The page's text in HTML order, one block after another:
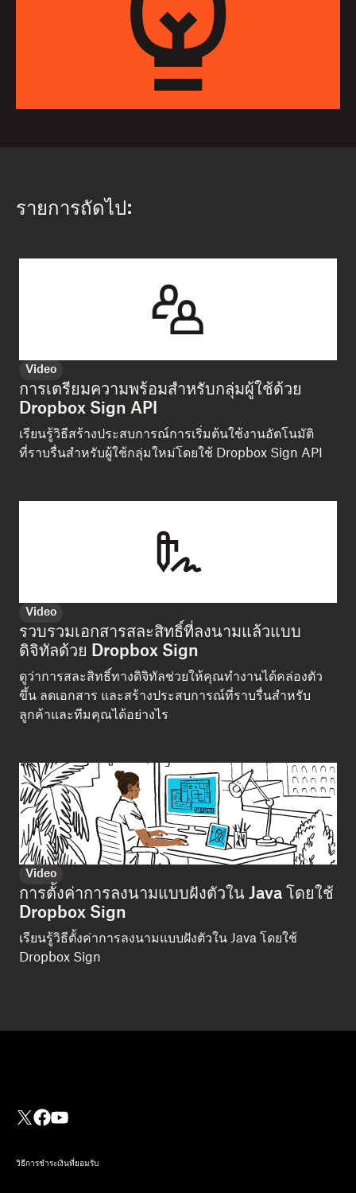
รายการถัดไป:
Video
การเตรียมความพร้อมสำหรับกลุ่มผู้ใช้ด้วย
Dropbox Sign API
เรียนรู้วิธีสร้างประสบการณ์การเริ่มต้นใช้งานอัตโนมัติ
ที่ราบรื่นสำหรับผู้ใช้กลุ่มใหม่โดยใช้ Dropbox Sign API
Video
รวบรวมเอกสารสละสิทธิ์ที่ลงนามแล้วแบบ
ดิจิทัลด้วย Dropbox Sign
ดูว่าการสละสิทธิ์ทางดิจิทัลช่วยให้คุณทำงานได้คล่องตัว
ขึ้น ลดเอกสาร และสร้างประสบการณ์ที่ราบรื่นสำหรับ
ลูกค้าและทีมคุณได้อย่างไร
Video
การตั้งค่าการลงนามแบบฝังตัวใน Java โดยใช้
Dropbox Sign
เรียนรู้วิธีตั้งค่าการลงนามแบบฝังตัวใน Java โดยใช้
Dropbox Sign
วิธีการชำระเงินที่ยอมรับ